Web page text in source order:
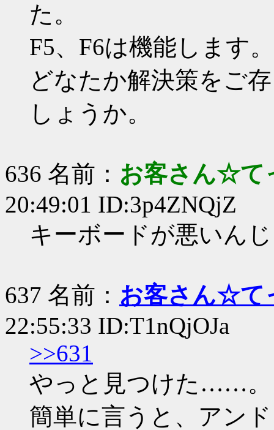
た。
F5、F6は機能します。
どなたか解決策をご
しょうか。
636 名前： お客さん☆て
20:49:01 ID:3p4ZNQjZ
キーボードが悪いん
637 名前： お客さん☆て
22:55:33 ID:T1nQjOJa
>>631
やっと見つけた……。
簡単に言うと、アン